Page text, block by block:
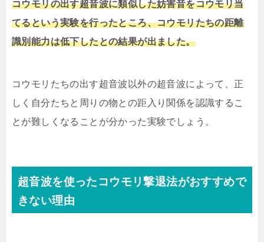
コウモリの出す超音波に類似した妨害音をコウモリ当
てるという実験を行ったところ、コウモリたちの距離
識別能力は低下したとの結果が出ました。
コウモリたちの出す超音波以外の超音波によって、正
しく自分たちと周りの物との距入り関係を認識するこ
とが難しくなることが分かった実験でしょう。
超音波を使ったコウモリ撃退法がおすすめで
きない理由